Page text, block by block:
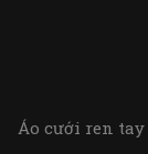
Áo cưới ren tay